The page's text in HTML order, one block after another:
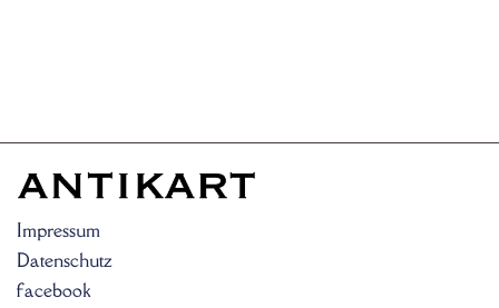
Impressum
Datenschutz
facebook